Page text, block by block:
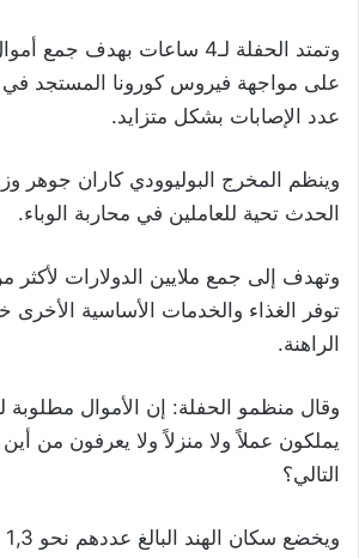
وتمتد الحفلة لـ4 ساعات بهدف
على مواجهة فيروس كورونا المستجد في
عدد الإصابات بشكل متزايد.
وينظم المخرج البوليوودي كاران جوهر
الحدث تحية للعاملين في محاربة الوباء.
توفر الغذاء والخدمات الأساسية الأخرى
الراهنة.
وقال منظمو الحفلة: إن الأموال مطلوبة
يملكون عملاً ولا منزلاً ولا يعرفون من
التالي؟